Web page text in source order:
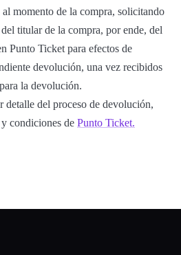
momento de la compra, solicitando
titular de la compra, por ende, del
Punto Ticket para efectos de
devolución, una vez recibidos
la devolución.
detalle del proceso de devolución,
condiciones de Punto Ticket.